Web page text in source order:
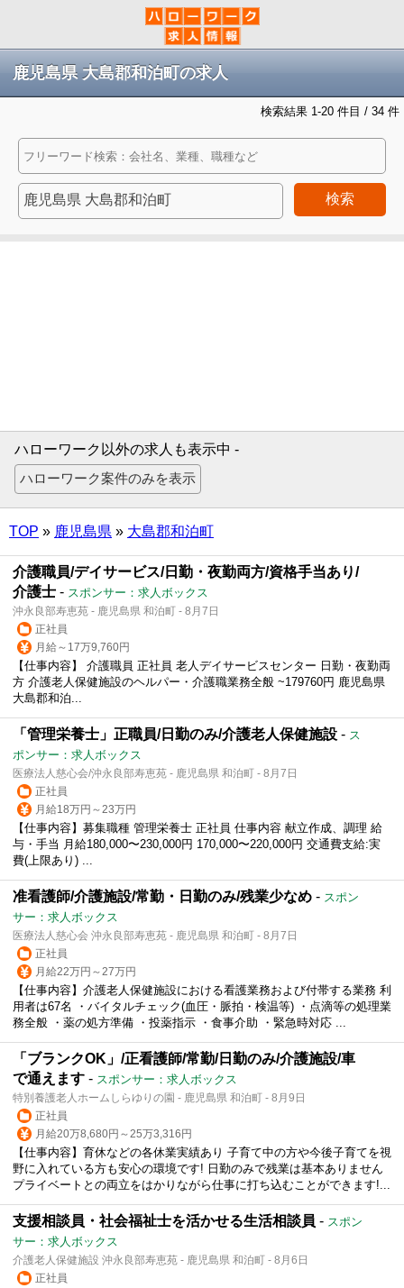
鹿児島県 大島郡和泊町の求人
検索結果 1-20 件目 / 34 件
検索
ハローワーク以外の求人も表示中 -
TOP » 鹿児島県 » 大島郡和泊町
介護職員/デイサービス/日勤・夜勤両方/資格手当あり/
介護士 - スポンサー：求人ボックス
沖永良部寿恵苑 - 鹿児島県 和泊町 - 8月7日
正社員
月給～17万9,760円
【仕事内容】 介護職員 正社員 老人デイサービスセンター 日勤・夜勤両
方 介護老人保健施設のヘルパー・介護職業務全般 ~179760円 鹿児島県
大島郡和泊...
「管理栄養士」正職員/日勤のみ/介護老人保健施設 - ス
ポンサー：求人ボックス
医療法人慈心会/沖永良部寿恵苑 - 鹿児島県 和泊町 - 8月7日
正社員
月給18万円～23万円
【仕事内容】募集職種 管理栄養士 正社員 仕事内容 献立作成、調理 給
与・手当 月給180,000〜230,000円 170,000〜220,000円 交通費支給:実
費(上限あり) ...
准看護師/介護施設/常勤・日勤のみ/残業少なめ - スポン
サー：求人ボックス
医療法人慈心会 沖永良部寿恵苑 - 鹿児島県 和泊町 - 8月7日
正社員
月給22万円～27万円
【仕事内容】介護老人保健施設における看護業務および付帯する業務 利
用者は67名 ・バイタルチェック(血圧・脈拍・検温等) ・点滴等の処理業
務全般 ・薬の処方準備 ・投薬指示 ・食事介助 ・緊急時対応 ...
「ブランクOK」/正看護師/常勤/日勤のみ/介護施設/車
で通えます - スポンサー：求人ボックス
特別養護老人ホームしらゆりの園 - 鹿児島県 和泊町 - 8月9日
正社員
月給20万8,680円～25万3,316円
【仕事内容】育休などの各休業実績あり 子育て中の方や今後子育てを視
野に入れている方も安心の環境です! 日勤のみで残業は基本ありません
プライベートとの両立をはかりながら仕事に打ち込むことができます!...
支援相談員・社会福祉士を活かせる生活相談員 - スポン
サー：求人ボックス
介護老人保健施設 沖永良部寿恵苑 - 鹿児島県 和泊町 - 8月6日
正社員